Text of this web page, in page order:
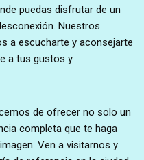
puedas disfrutar de un
Nuestros
a escucharte y aconsejarte
a tus gustos y
de ofrecer no solo un
completa que te haga
Ven a visitarnos y